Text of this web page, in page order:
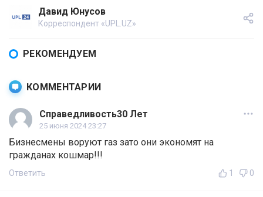
Давид Юнусов
Корреспондент «UPL.UZ»
РЕКОМЕНДУЕМ
КОММЕНТАРИИ
Справедливость30 Лет
25 июня 2024 23:27
Бизнесмены воруют газ зато они экономят на
гражданах кошмар!!!
Ответить 1 0